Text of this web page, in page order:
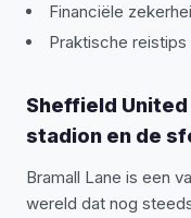
Financiële
Praktische
Sheffield
stadion en de
Bramall Lane is een
wereld dat nog